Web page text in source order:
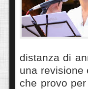
distanza di
una revisione
che provo